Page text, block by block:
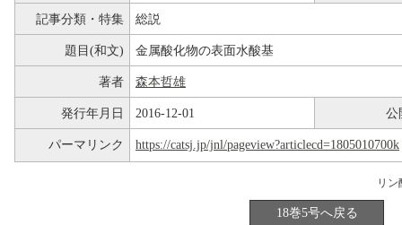
記事分類・特集 総説
題目(和文) 金属酸化物の表面水酸基
著者 森本哲雄
発行年月日 2016-12-01 公
パーマリンク https://catsj.jp/jnl/pageview?articlecd=1805010700k
18巻5号へ戻る